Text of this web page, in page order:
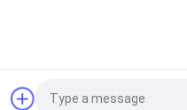
Fordern